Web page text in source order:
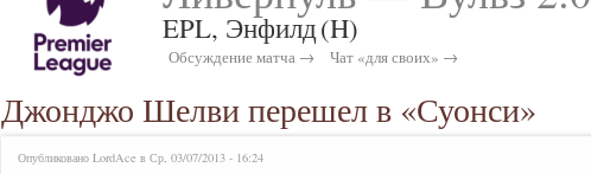
EPL, Энфилд(H)
Обсуждение матча → Чат «для своих» →
Джонджо Шелви перешел в «Суонси»
Опубликовано LordAce в Ср, 03/07/2013 - 16:24